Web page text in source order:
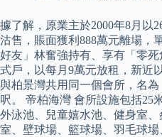
據了解，原業主於2000年8月以
沽售，賬面獲利888萬元離場，
好友」林奮強持有、享有「零
式戶，以每月9萬元放租，新近
與柏景灣共用同一個會所，名
呎。 帝柏海灣 會所設施包括25
外泳池、兒童嬉水池、健身室
室、壁球場、籃球場、羽毛球